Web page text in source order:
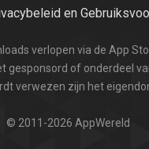
en
verlopen via de App
gesponsord of onderdeel
verwezen zijn het
© 2011-2026 AppWereld